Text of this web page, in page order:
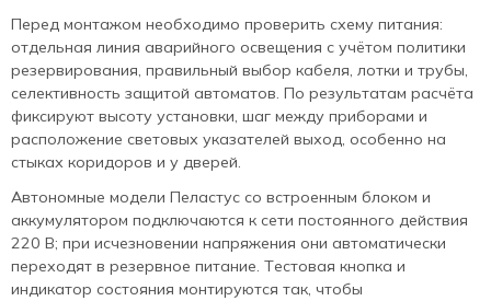
Перед монтажом необходимо проверить схему питания:
отдельная линия аварийного освещения с учётом политики
резервирования, правильный выбор кабеля, лотки и трубы,
селективность защитой автоматов. По результатам расчёта
фиксируют высоту установки, шаг между приборами и
расположение световых указателей выход, особенно на
стыках коридоров и у дверей.
Автономные модели Пеластус со встроенным блоком и
аккумулятором подключаются к сети постоянного действия
220 В; при исчезновении напряжения они автоматически
переходят в резервное питание. Тестовая кнопка и
индикатор состояния монтируются так, чтобы